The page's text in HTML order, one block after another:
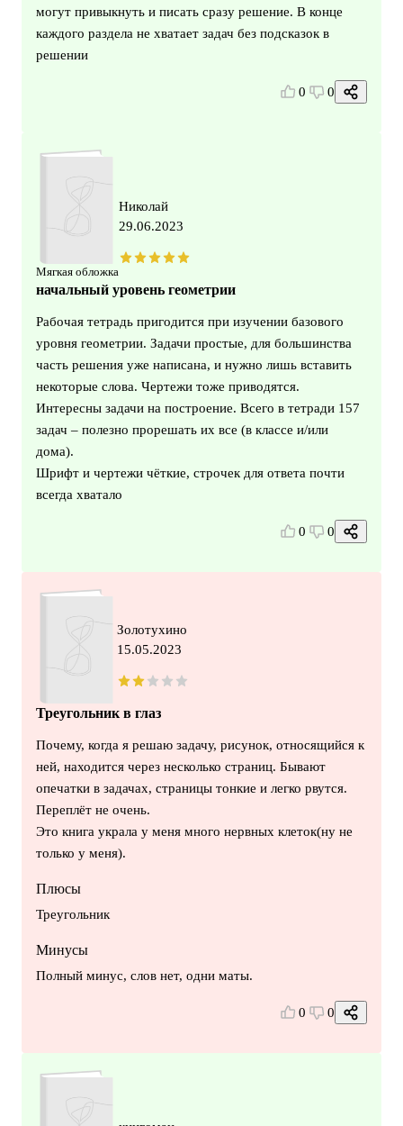
могут привыкнуть и писать сразу решение. В конце
каждого раздела не хватает задач без подсказок в
решении
0 0
Мягкая обложка
Николай
29.06.2023
начальный уровень геометрии
Рабочая тетрадь пригодится при изучении базового
уровня геометрии. Задачи простые, для большинства
часть решения уже написана, и нужно лишь вставить
некоторые слова. Чертежи тоже приводятся.
Интересны задачи на построение. Всего в тетради 157
задач – полезно прорешать их все (в классе и/или
дома).
Шрифт и чертежи чёткие, строчек для ответа почти
всегда хватало
0 0
Золотухино
15.05.2023
Треугольник в глаз
Почему, когда я решаю задачу, рисунок, относящийся к
ней, находится через несколько страниц. Бывают
опечатки в задачах, страницы тонкие и легко рвутся.
Переплёт не очень.
Это книга украла у меня много нервных клеток(ну не
только у меня).
Плюсы
Треугольник
Минусы
Полный минус, слов нет, одни маты.
0 0